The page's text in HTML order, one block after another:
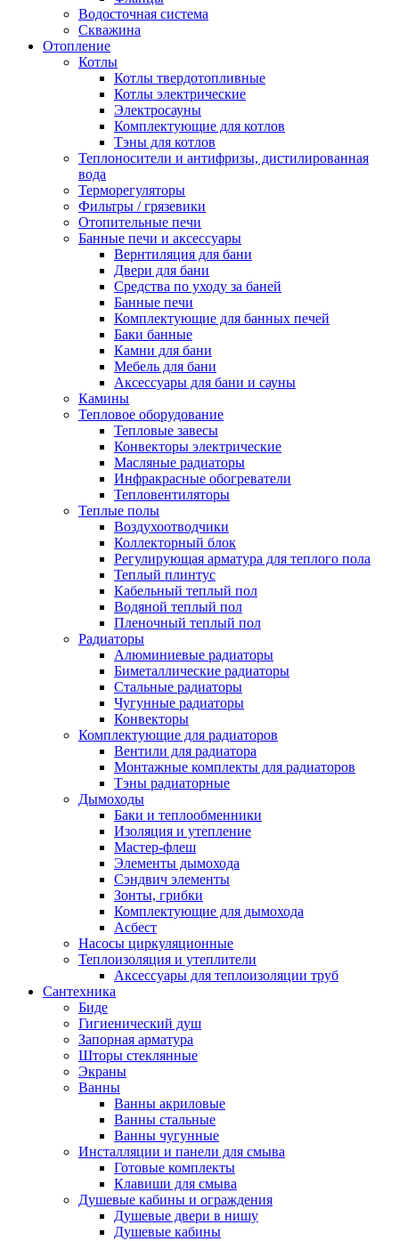
Водосточная система
Скважина
Отопление
Котлы
Котлы твердотопливные
Котлы электрические
Электросауны
Комплектующие для котлов
Тэны для котлов
Теплоносители и антифризы, дистилированная
вода
Терморегуляторы
Фильтры / грязевики
Отопительные печи
Банные печи и аксессуары
Вернтиляция для бани
Двери для бани
Средства по уходу за баней
Банные печи
Комплектующие для банных печей
Баки банные
Камни для бани
Мебель для бани
Аксессуары для бани и сауны
Камины
Тепловое оборудование
Тепловые завесы
Конвекторы электрические
Масляные радиаторы
Инфракрасные обогреватели
Тепловентиляторы
Теплые полы
Воздухоотводчики
Коллекторный блок
Регулирующая арматура для теплого пола
Теплый плинтус
Кабельный теплый пол
Водяной теплый пол
Пленочный теплый пол
Радиаторы
Алюминиевые радиаторы
Биметаллические радиаторы
Стальные радиаторы
Чугунные радиаторы
Конвекторы
Комплектующие для радиаторов
Вентили для радиатора
Монтажные комплекты для радиаторов
Тэны радиаторные
Дымоходы
Баки и теплообменники
Изоляция и утепление
Мастер-флеш
Элементы дымохода
Сэндвич элементы
Зонты, грибки
Комплектующие для дымохода
Асбест
Насосы циркуляционные
Теплоизоляция и утеплители
Аксессуары для теплоизоляции труб
Сантехника
Биде
Гигиенический душ
Запорная арматура
Шторы стеклянные
Экраны
Ванны
Ванны акриловые
Ванны стальные
Ванны чугунные
Инсталляции и панели для смыва
Готовые комплекты
Клавиши для смыва
Душевые кабины и ограждения
Душевые двери в нишу
Душевые кабины